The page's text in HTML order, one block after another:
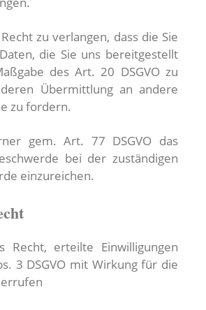
zu verlangen, dass die Sie
die Sie uns bereitgestellt
des Art. 20 DSGVO zu
Übermittlung an andere
zu fordern.
gem. Art. 77 DSGVO das
bei der zuständigen
einzureichen.
Recht, erteilte Einwilligungen
3 DSGVO mit Wirkung für die